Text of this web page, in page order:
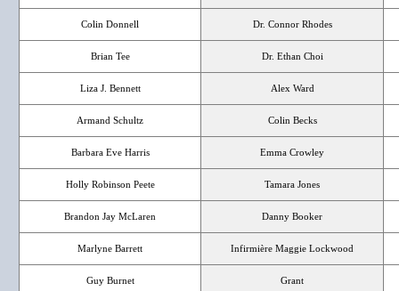
Colin Donnell Dr. Connor Rhodes
Brian Tee Dr. Ethan Choi
Liza J. Bennett Alex Ward
Armand Schultz Colin Becks
Barbara Eve Harris Emma Crowley
Holly Robinson Peete Tamara Jones
Brandon Jay McLaren Danny Booker
Marlyne Barrett Infirmière Maggie Lockwood
Guy Burnet Grant